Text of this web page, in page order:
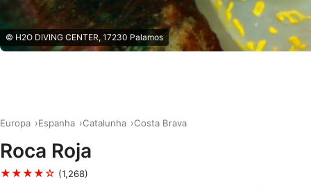
© H2O DIVING CENTER, 17230 Palamos
Europa Espanha Catalunha Costa Brava
Roca Roja
★★★★☆ (1,268)